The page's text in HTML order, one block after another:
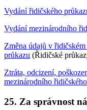
Vydání řidičského
Vydání mezinárodního
Změna údajů v
průkazu (Řidičské
Ztráta, odcizení,
mezinárodního
25. Za správnost